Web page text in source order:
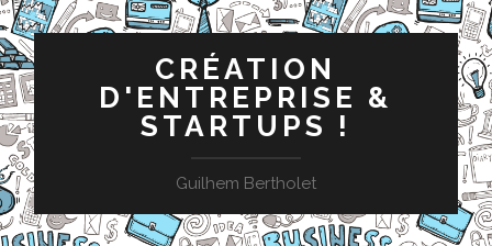
CRÉATION
D'ENTREPRISE &
STARTUPS !
Guilhem Bertholet